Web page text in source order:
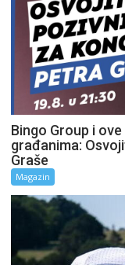
Bingo Group i
građanima:
Graše
Magazin